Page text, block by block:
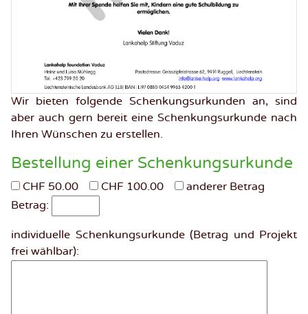
Wir bieten folgende Schenkungsurkunden an, sind
aber auch gern bereit eine Schenkungsurkunde nach
Ihren Wünschen zu erstellen.
Bestellung einer Schenkungsurkunde
CHF 50.00 CHF 100.00
anderer Betrag
Betrag:
individuelle Schenkungsurkunde (Betrag und Projekt
frei wählbar):